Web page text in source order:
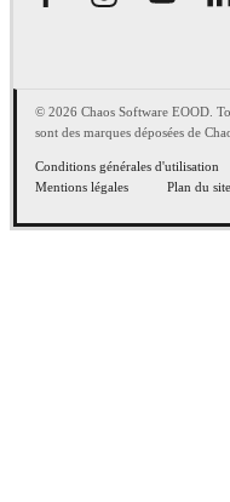
© 2026 Chaos Software EOOD.
sont des marques déposées de
Conditions générales d'utilisation
Mentions légales
Plan du site